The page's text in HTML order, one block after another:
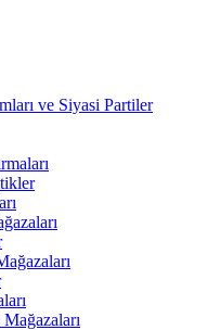
ve Siyasi Partiler